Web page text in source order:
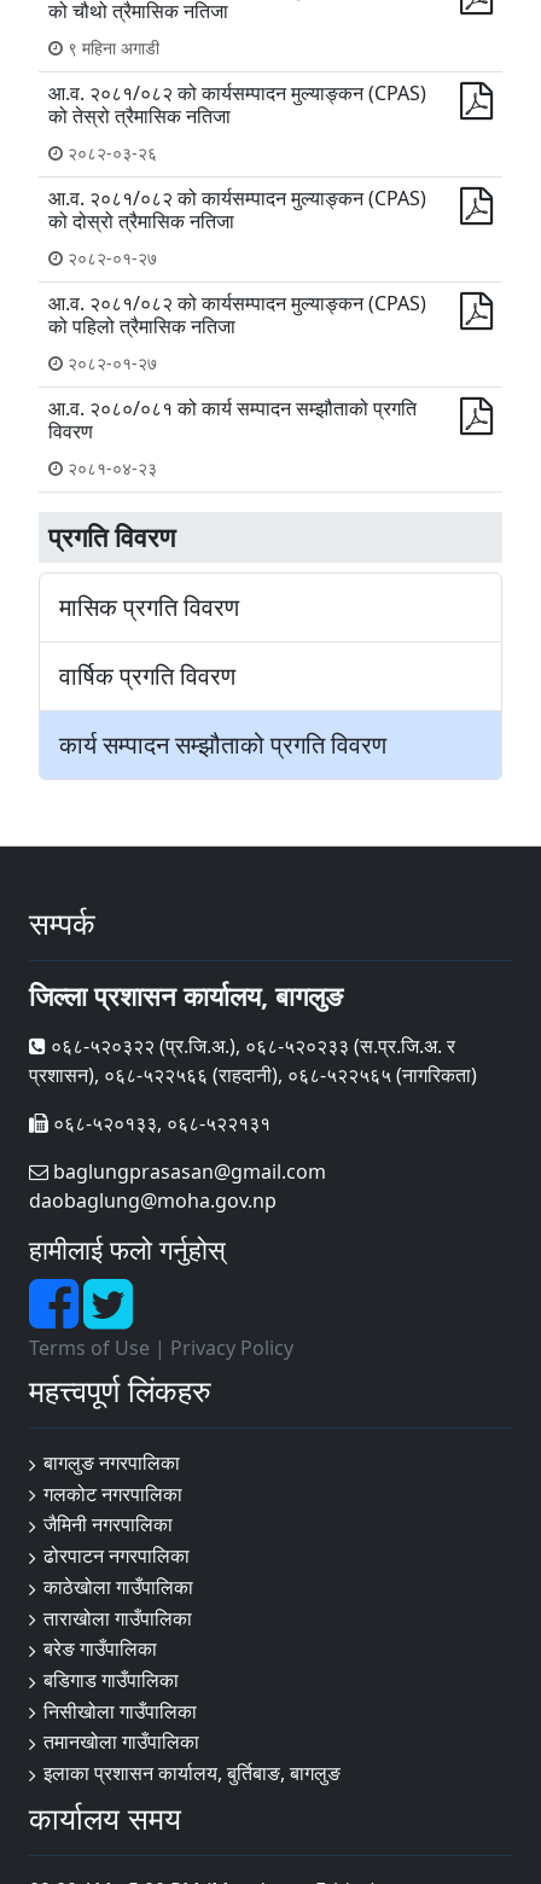
प्रगति विवरण
मासिक प्रगति विवरण
वार्षिक प्रगति विवरण
कार्य सम्पादन सम्झौताको प्रगति विवरण
को चौथो त्रैमासिक नतिजा
९ महिना अगाडी
आ.व. २०८१/०८२ को कार्यसम्पादन मुल्याङ्कन (CPAS)
को तेस्रो त्रैमासिक नतिजा
२०८२-०३-२६
आ.व. २०८१/०८२ को कार्यसम्पादन मुल्याङ्कन (CPAS)
को दोस्रो त्रैमासिक नतिजा
२०८२-०१-२७
आ.व. २०८१/०८२ को कार्यसम्पादन मुल्याङ्कन (CPAS)
को पहिलो त्रैमासिक नतिजा
२०८२-०१-२७
आ.व. २०८०/०८१ को कार्य सम्पादन सम्झौताको प्रगति
विवरण
२०८१-०४-२३
सम्पर्क
जिल्ला प्रशासन कार्यालय, बागलुङ
०६८-५२०३२२ (प्र‍.जि.अ.), ०६८-५२०२३३ (स.प्र.जि.अ. र
प्रशासन), ०६८-५२२५६६ (राहदानी), ०६८-५२२५६५ (नागरिकता)
०६८-५२०१३३, ०६८-५२२१३१
baglungprasasan@gmail.com
daobaglung@moha.gov.np
हामीलाई फलो गर्नुहोस्
Terms of Use | Privacy Policy
महत्त्वपूर्ण लिंकहरु
बागलुङ नगरपालिका
गलकोट नगरपालिका
जैमिनी नगरपालिका
ढोरपाटन नगरपालिका
काठेखोला गाउँपालिका
ताराखोला गाउँपालिका
बरेङ गाउँपालिका
बडिगाड गाउँपालिका
निसीखोला गाउँपालिका
तमानखोला गाउँपालिका
इलाका प्रशासन कार्यालय, बुर्तिबाङ, बागलुङ
कार्यालय समय